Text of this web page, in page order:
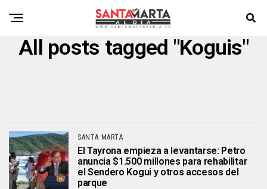
All posts tagged "Koguis"
SANTA MARTA
El Tayrona empieza a levantarse: Petro
anuncia $1.500 millones para rehabilitar
el Sendero Kogui y otros accesos del
parque